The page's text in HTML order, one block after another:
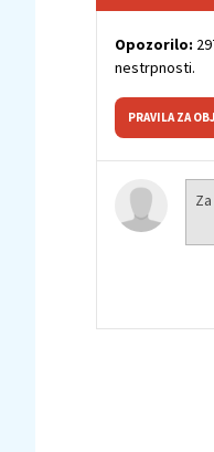
Opozorilo:
nestrpnosti.
PRAVILA ZA